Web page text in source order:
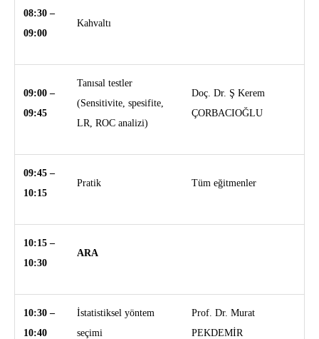
08:30 –
09:00
Kahvaltı
09:00 –
09:45
Tanısal testler
(Sensitivite, spesifite,
LR, ROC analizi)
Doç. Dr. Ş Kerem
ÇORBACIOĞLU
09:45 –
10:15
Pratik Tüm eğitmenler
10:15 –
10:30
ARA
10:30 –
10:40
İstatistiksel yöntem
seçimi
Prof. Dr. Murat
PEKDEMİR